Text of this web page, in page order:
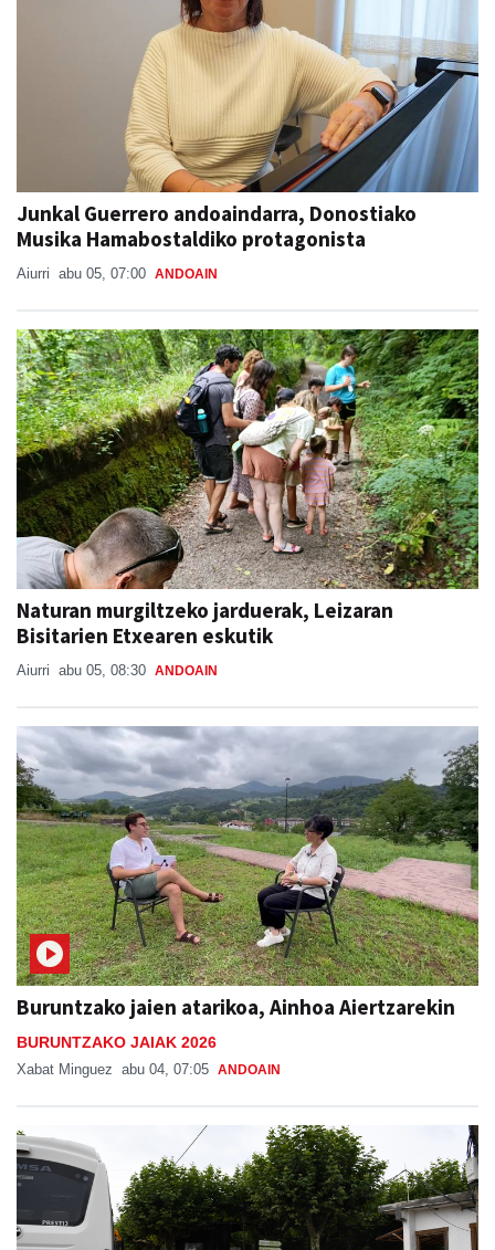
Junkal Guerrero andoaindarra, Donostiako
Musika Hamabostaldiko protagonista
Aiurri abu 05, 07:00 ANDOAIN
Naturan murgiltzeko jarduerak, Leizaran
Bisitarien Etxearen eskutik
Aiurri abu 05, 08:30 ANDOAIN
Buruntzako jaien atarikoa, Ainhoa Aiertzarekin
BURUNTZAKO JAIAK 2026
Xabat Minguez abu 04, 07:05 ANDOAIN